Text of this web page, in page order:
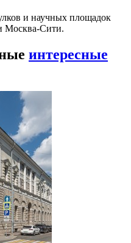
и научных площадок
Москва-Сити.
интересные